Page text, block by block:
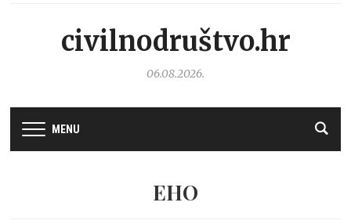
civilnodruštvo.hr
06.08.2026.
MENU
EHO